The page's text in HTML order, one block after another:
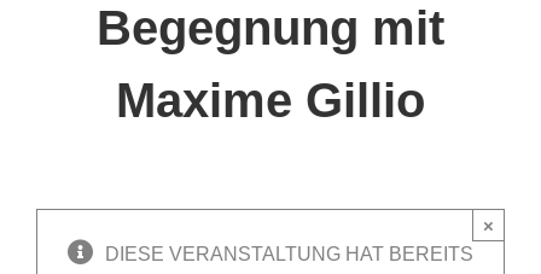
Begegnung mit
Maxime Gillio
DIESE VERANSTALTUNG HAT BEREITS
×